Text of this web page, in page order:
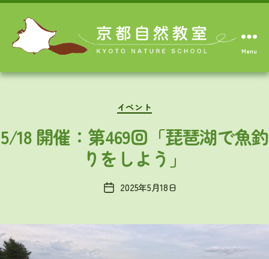
Menu
Categories
イベント
5/18 開催：第469回「琵琶湖で魚釣
りをしよう」
Post2025年5月18日